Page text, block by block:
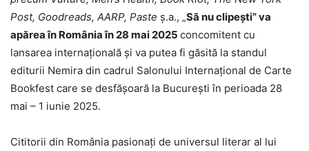
Post, Goodreads, AARP, Paste ș.a., „Să nu clipești” va
apărea în România în 28 mai 2025 concomitent cu
lansarea internațională și va putea fi găsită la standul
editurii Nemira din cadrul Salonului Internațional de Carte
Bookfest care se desfășoară la București în perioada 28
mai – 1 iunie 2025.
Cititorii din România pasionați de universul literar al lui